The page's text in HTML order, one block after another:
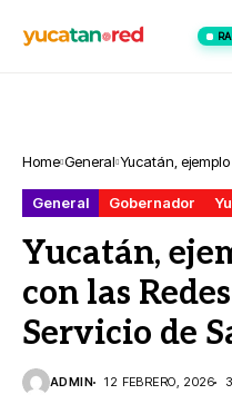
Home General Yucatán,
General
Gobernador
Yucatán,
con las
Servicio de
ADMIN 12 FEBRERO, 2026